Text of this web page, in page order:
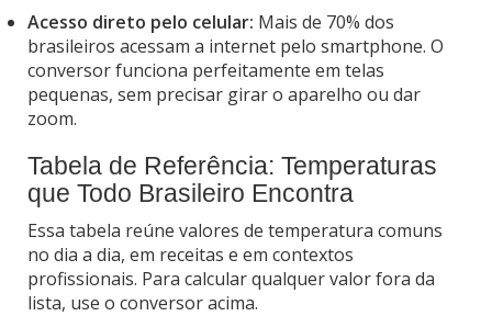
Acesso direto pelo celular: Mais de 70% dos
brasileiros acessam a internet pelo smartphone. O
conversor funciona perfeitamente em telas
pequenas, sem precisar girar o aparelho ou dar
zoom.
Tabela de Referência: Temperaturas
que Todo Brasileiro Encontra
Essa tabela reúne valores de temperatura comuns
no dia a dia, em receitas e em contextos
profissionais. Para calcular qualquer valor fora da
lista, use o conversor acima.